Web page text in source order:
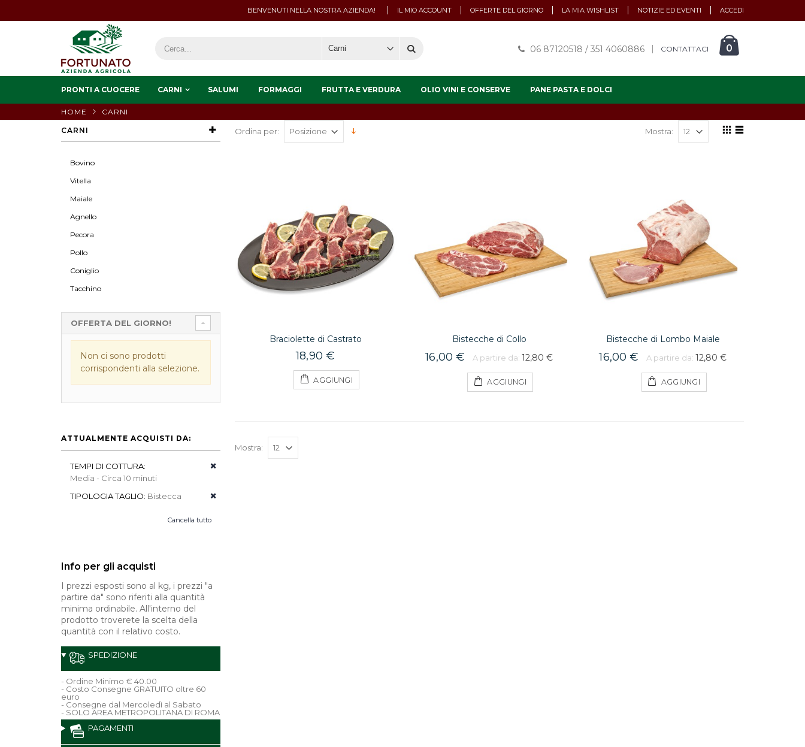
IL MIO ACCOUNT OFFERTE DEL GIORNO LA MIA WISHLIST NOTIZIE ED EVENTI ACCEDI
BENVENUTI NELLA NOSTRA AZIENDA!
06 87120518 / 351 4060886 CONTATTACI 0
PRONTI A CUOCERE CARNI SALUMI FORMAGGI FRUTTA E VERDURA OLIO VINI E CONSERVE PANE PASTA E DOLCI
HOME CARNI
Ordina per: Mostra:
Braciolette di Castrato
18,90 €
AGGIUNGI
Bistecche di Collo
16,00 € A partire da: 12,80 €
AGGIUNGI
Bistecche di Lombo Maiale
16,00 € A partire da: 12,80 €
AGGIUNGI
Mostra:
CARNI
Bovino
Vitella
Maiale
Agnello
Pecora
Pollo
Coniglio
Tacchino
OFFERTA DEL GIORNO!
Non ci sono prodotti
corrispondenti alla selezione.
ATTUALMENTE ACQUISTI DA:
TEMPI DI COTTURA:
Media - Circa 10 minuti
TIPOLOGIA TAGLIO: Bistecca
Cancella tutto
Info per gli acquisti
I prezzi esposti sono al kg, i prezzi "a
partire da" sono riferiti alla quantità
minima ordinabile. All'interno del
prodotto troverete la scelta della
quantità con il relativo costo.
SPEDIZIONE
- Ordine Minimo € 40.00
- Costo Consegne GRATUITO oltre 60
euro
- Consegne dal Mercoledì al Sabato
- SOLO AREA METROPOLITANA DI ROMA
PAGAMENTI